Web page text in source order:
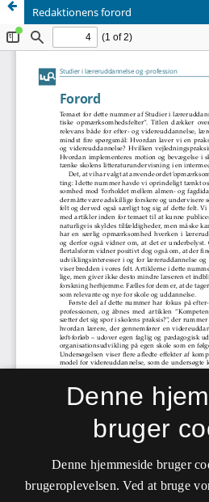
Redaktionens forord
Denne
bruger
Denne hjemmeside bruger
brugeroplevelsen. Ved at bruge